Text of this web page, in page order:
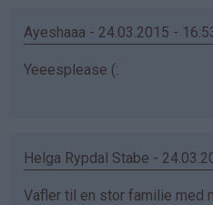
Ayeshaaa - 24.03.2015 -
Yeeesplease (:
Helga Rypdal Stabe -
Vafler til en stor familie med